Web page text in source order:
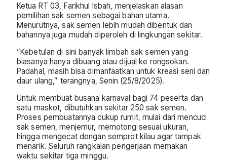
Ketua RT 03, Farikhul Isbah, menjelaskan alasan
pemilihan sak semen sebagai bahan utama.
Menurutnya, sak semen lebih mudah dibentuk dan
bahannya juga mudah diperoleh di lingkungan sekitar.
“Kebetulan di sini banyak limbah sak semen yang
biasanya hanya dibuang atau dijual ke rongsokan.
Padahal, masih bisa dimanfaatkan untuk kreasi seni dan
daur ulang,” terangnya, Senin (25/8/2025).
Untuk membuat busana karnaval bagi 74 peserta dan
satu maskot, dibutuhkan sekitar 250 sak semen.
Proses pembuatannya cukup rumit, mulai dari mencuci
sak semen, menjemur, memotong sesuai ukuran,
hingga mengecat dengan semprot kilau agar tampak
menarik. Seluruh rangkaian pengerjaan memakan
waktu sekitar tiga minggu.